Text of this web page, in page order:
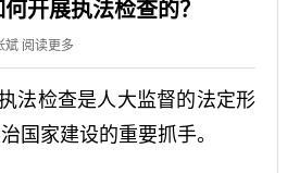
开展执法检查的？
斌 阅读更多
法检查是人大监督的法定形
国家建设的重要抓手。